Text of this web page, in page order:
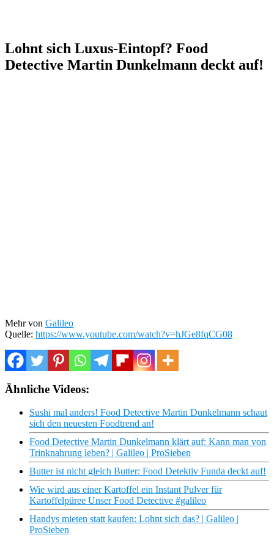
Lohnt sich Luxus-Eintopf? Food
Detective Martin Dunkelmann deckt auf!
Mehr von Galileo
Quelle: https://www.youtube.com/watch?v=hJGe8fqCG08
Ähnliche Videos:
Sushi mal anders! Food Detective Martin Dunkelmann schaut
sich den neuesten Foodtrend an!
Food Detective Martin Dunkelmann klärt auf: Kann man von
Trinknahrung leben? | Galileo | ProSieben
Butter ist nicht gleich Butter: Food Detektiv Funda deckt auf!
Wie wird aus einer Kartoffel ein Instant Pulver für
Kartoffelpüree Unser Food Detective #galileo
Handys mieten statt kaufen: Lohnt sich das? | Galileo |
ProSieben